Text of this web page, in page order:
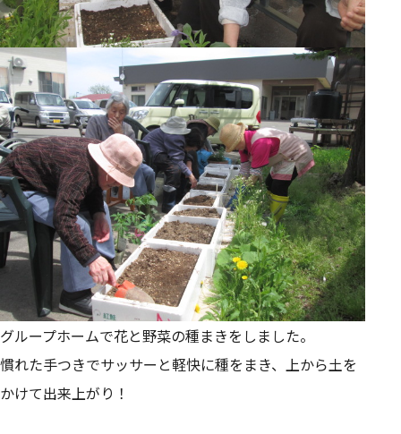
グループホームで花と野菜の種まきをしました。
慣れた手つきでサッサーと軽快に種をまき、上から土を
かけて出来上がり！